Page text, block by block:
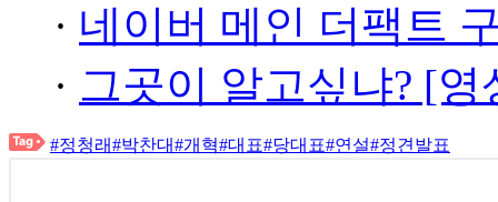
· 네이버 메인 더팩트
· 그곳이 알고싶냐? [
#정청래#박찬대#개혁#대표#당대표#연설#정견발표